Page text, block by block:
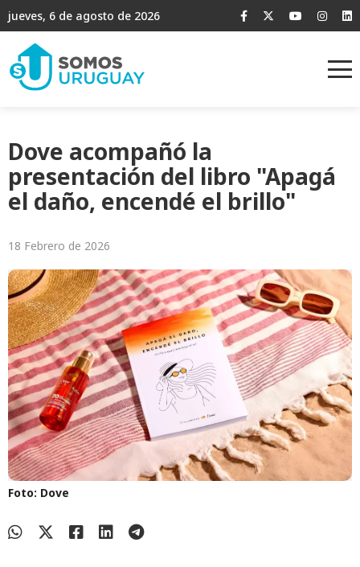
jueves, 6 de agosto de 2026
Dove acompañó la
presentación del libro "Apagá
el daño, encendé el brillo"
18 Febrero de 2026
Foto: Dove